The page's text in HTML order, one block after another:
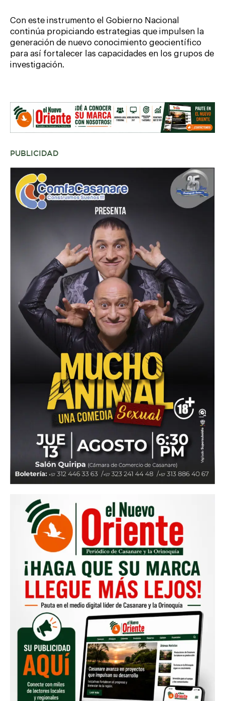
Con este instrumento el Gobierno Nacional
continúa propiciando estrategias que impulsen la
generación de nuevo conocimiento geocientífico
para así fortalecer las capacidades en los grupos de
investigación.
PUBLICIDAD